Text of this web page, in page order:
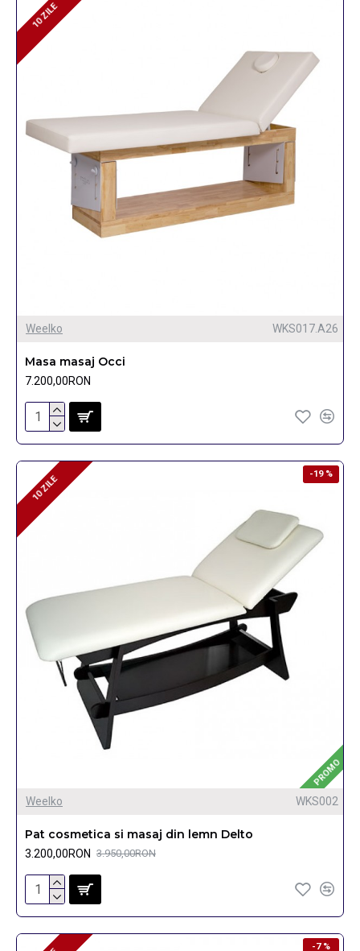
10 ZILE
10 ZILE
Weelko WKS017.A26
Masa masaj Occi
7.200,00RON
PROMO
-19 %
10 ZILE
10 ZILE
Weelko WKS002
Pat cosmetica si masaj din lemn Delto
3.200,00RON 3.950,00RON
-7 %